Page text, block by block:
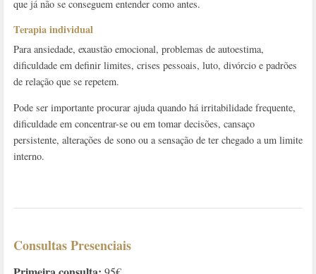
que já não se conseguem entender como antes.
Terapia individual
Para ansiedade, exaustão emocional, problemas de autoestima,
dificuldade em definir limites, crises pessoais, luto, divórcio e padrões
de relação que se repetem.
Pode ser importante procurar ajuda quando há irritabilidade frequente,
dificuldade em concentrar-se ou em tomar decisões, cansaço
persistente, alterações de sono ou a sensação de ter chegado a um limite
interno.
Consultas Presenciais